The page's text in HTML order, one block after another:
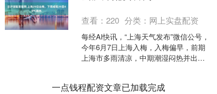
查看：220 分类： 网上实盘配资
每经AI快讯，“上海天气发布”微信公号，
今年6月7日上海入梅，入梅偏早，前期
上海市多雨清凉，中期潮湿闷热并出现
一点钱程配资文章已加载完成